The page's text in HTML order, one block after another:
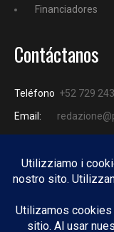
Financiadores
Contáctanos
Teléfono +52 729
Email: